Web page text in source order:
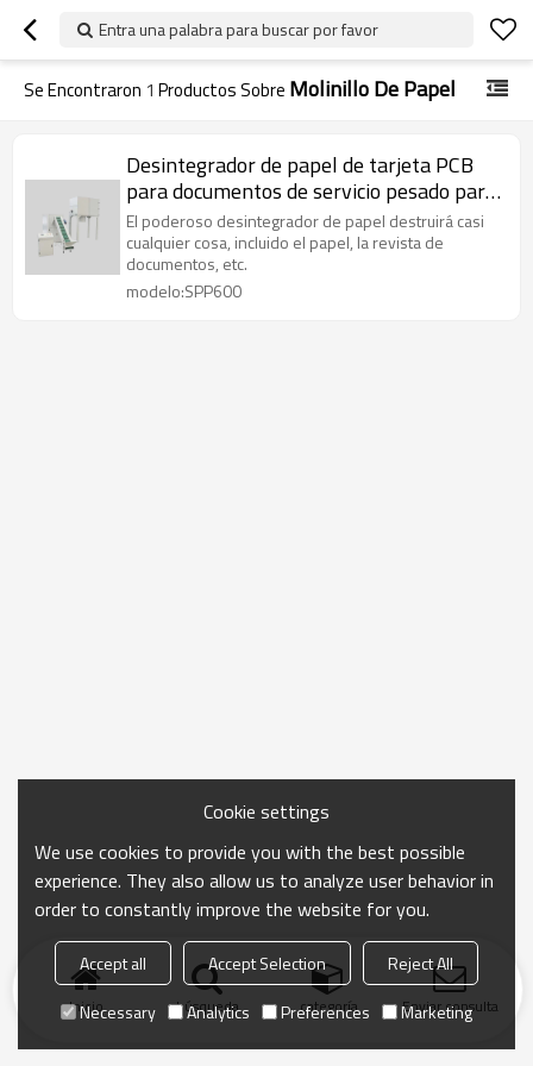
Entra una palabra para buscar por favor
Se Encontraron 1 Productos Sobre Molinillo De Papel
Desintegrador de papel de tarjeta PCB
para documentos de servicio pesado para
destrucción de datos
El poderoso desintegrador de papel destruirá casi
cualquier cosa, incluido el papel, la revista de
documentos, etc.
modelo:SPP600
Inicio búsqueda categoría Enviar consulta
Cookie settings
We use cookies to provide you with the best possible
experience. They also allow us to analyze user behavior in
order to constantly improve the website for you.
Accept all Accept Selection
Reject All
Necessary
Analytics Preferences Marketing